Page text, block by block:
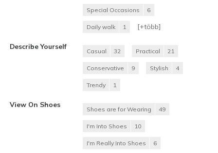
Special Occasions 6
Daily walk 1 [+több]
Describe Yourself
Casual 32 Practical 21
Conservative 9 Stylish 4
Trendy 1
View On Shoes
Shoes are for Wearing 49
I'm Into Shoes 10
I'm Really Into Shoes 6